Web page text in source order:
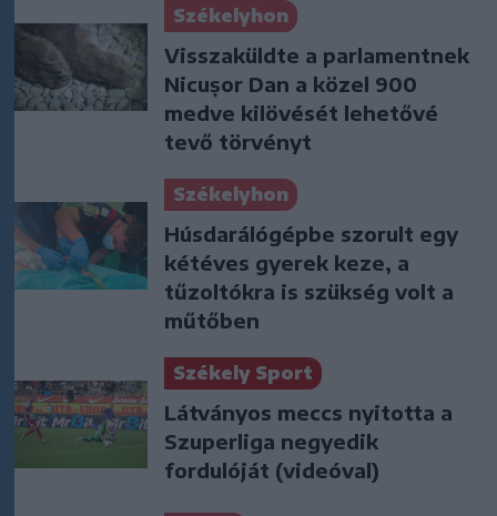
Székelyhon
Visszaküldte a parlamentnek
Nicușor Dan a közel 900
medve kilövését lehetővé
tevő törvényt
Székelyhon
Húsdarálógépbe szorult egy
kétéves gyerek keze, a
tűzoltókra is szükség volt a
műtőben
Székely Sport
Látványos meccs nyitotta a
Szuperliga negyedik
fordulóját (videóval)